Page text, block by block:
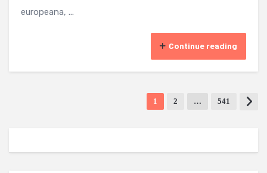
europeana, ...
Continue reading
1 2 … 541